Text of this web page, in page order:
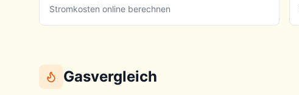
Stromkosten online berechnen
Gasvergleich